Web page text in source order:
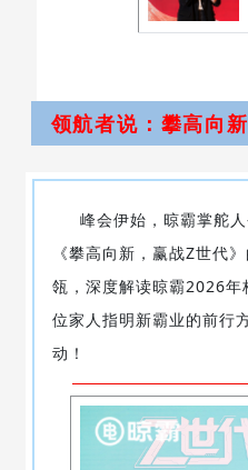
领航者说：攀高向
峰会伊始，晾霸掌舵
《攀高向新，赢战Z世代
瓴，深度解读晾霸2026
位家人指明新霸业的前行
动！